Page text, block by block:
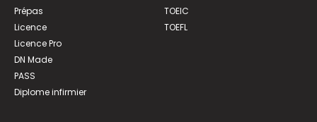
Prépas
Licence
Licence Pro
DN Made
PASS
Diplome infirmier
TOEIC
TOEFL